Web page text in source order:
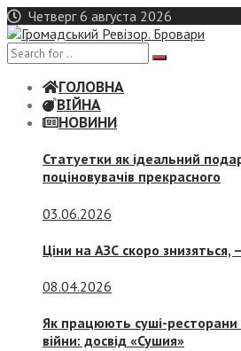
Skip
to
content
Четверг 6 августа 2026
ГОЛОВНА
ВІЙНА
НОВИНИ
Статуетки як ідеальний
поціновувачів прекрасного
03.06.2026
Ціни на АЗС скоро знизяться, –
08.04.2026
Як працюють суші-ресторани
війни: досвід «Сушия»